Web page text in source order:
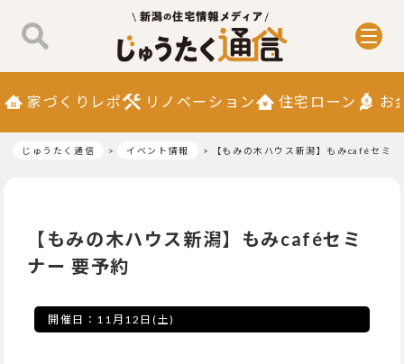
家づくりレポ リノベーション 住宅ローン お
じゅうたく通信 イベント情報 【もみの木ハウス新潟】もみcaféセミ
【もみの木ハウス新潟】もみcaféセミ
ナー 要予約
開催日： 11月12日(土)